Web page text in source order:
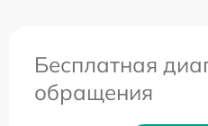
Бесплатная
обращения